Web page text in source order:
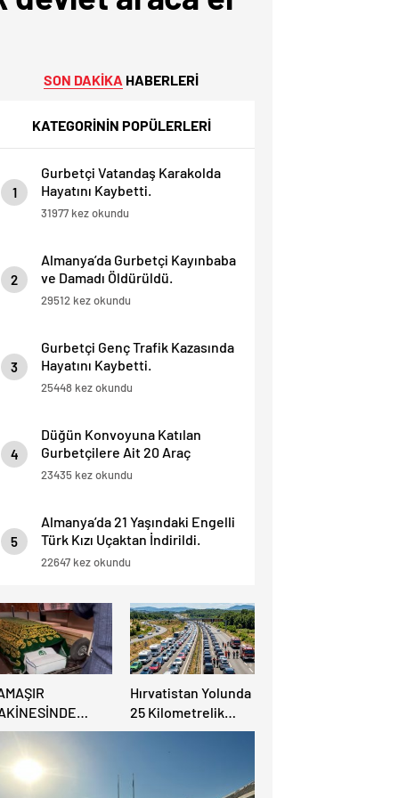
SON DAKİKA HABERLERİ
KATEGORİNİN POPÜLERLERİ
1
Gurbetçi Vatandaş Karakolda
Hayatını Kaybetti.
31977 kez okundu
2
Almanya’da Gurbetçi Kayınbaba
ve Damadı Öldürüldü.
29512 kez okundu
3
Gurbetçi Genç Trafik Kazasında
Hayatını Kaybetti.
25448 kez okundu
4
Düğün Konvoyuna Katılan
Gurbetçilere Ait 20 Araç
Trafikten Men Edildi.
23435 kez okundu
5
Almanya’da 21 Yaşındaki Engelli
Türk Kızı Uçaktan İndirildi.
Detaylar Haberde.
22647 kez okundu
BEBEK
ŞOK ETTİ
Hırvatistan Yolunda
25 Kilometrelik
Trafik Kuyruğu